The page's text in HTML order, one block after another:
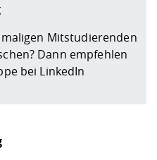
Mitstudierenden
Dann empfehlen
bei LinkedIn